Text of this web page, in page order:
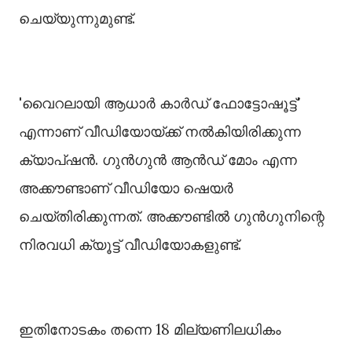
ചെയ്യുന്നുമുണ്ട്.
'വൈറലായി ആധാർ കാർഡ് ഫോട്ടോഷൂട്ട്'
എന്നാണ് വീഡിയോയ്ക്ക് നല്‍കിയിരിക്കുന്ന
ക്യാപ്ഷൻ. ഗുൻഗുൻ ആൻഡ് മോം എന്ന
അക്കൗണ്ടാണ് വീഡിയോ ഷെയർ
ചെയ്തിരിക്കുന്നത്. അക്കൗണ്ടില്‍ ഗുൻഗുനിന്റെ
നിരവധി ക്യൂട്ട് വീഡിയോകളുണ്ട്.
ഇതിനോടകം തന്നെ 18 മില്യണിലധികം